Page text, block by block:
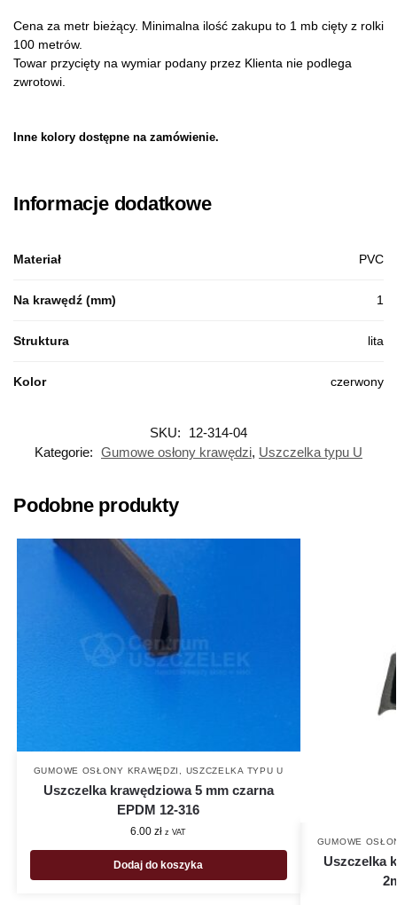
Cena za metr bieżący. Minimalna ilość zakupu to 1 mb cięty z rolki
100 metrów.
Towar przycięty na wymiar podany przez Klienta nie podlega
zwrotowi.
Inne kolory dostępne na zamówienie.
Informacje dodatkowe
Materiał PVC
Na krawędź (mm) 1
Struktura lita
Kolor czerwony
SKU:
12-314-04
Kategorie: Gumowe osłony krawędzi, Uszczelka typu U
Podobne produkty
GUMOWE OSŁONY KRAWĘDZI USZCZELKA TYPU U
Uszczelka krawędziowa 5 mm czarna
EPDM 12-316
6.00zł z VAT
Dodaj do koszyka
GUMOWE
Uszczelka